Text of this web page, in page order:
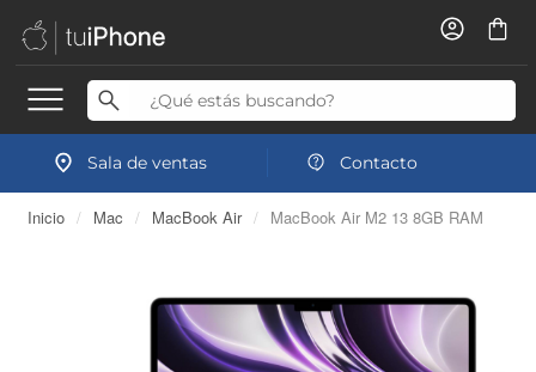
Sala de ventas Contacto
Inicio / Mac / MacBook Air / MacBook Air M2 13 8GB RAM